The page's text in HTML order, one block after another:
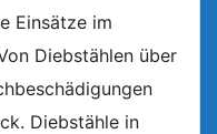
Einsätze im
Diebstählen über
Diebstähle in